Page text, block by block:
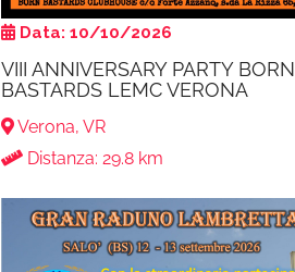
Data: 10/10/2026
VIII ANNIVERSARY PARTY BORN
BASTARDS LEMC VERONA
Verona, VR
Distanza: 29.8 km